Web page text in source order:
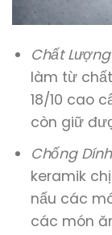
Chất
làm từ
18/10 cao
còn giữ
Chống
keramik
nấu các
các món